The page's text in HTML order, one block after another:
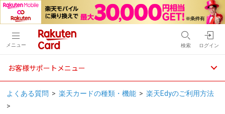
メニュー 検索 ログイン
お客様サポートメニュー
よくある質問 > 楽天カードの種類・機能 > 楽天Edyのご利用方法
>